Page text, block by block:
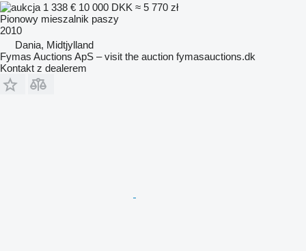
1 338 € 10 000 DKK ≈ 5 770 zł
Pionowy mieszalnik paszy
2010
Dania, Midtjylland
Fymas Auctions ApS – visit the auction fymasauctions.dk
Kontakt z dealerem